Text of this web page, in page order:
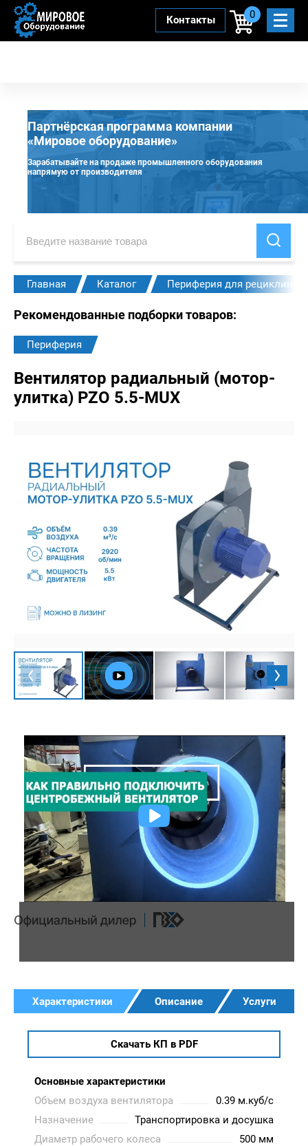
Контакты 0
Партнёрская программа компании
«Мировое оборудование»
Зарабатывайте на продаже промышленного оборудования
напрямую от производителя
Главная Каталог Периферия для рециклинга
Рекомендованные подборки товаров:
Периферия
Вентилятор радиальный (мотор-
улитка) PZO 5.5-MUX
Характеристики Описание Услуги
Скачать КП в PDF
Основные характеристики
Объем воздуха вентилятора
0.39 м.куб/с
Назначение
Транспортировка и досушка
Диаметр рабочего колеса
500 мм